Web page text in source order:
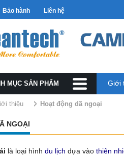
Bảo hành Liên hệ
MỤC SẢN PHẨM Giới
thiệu hoạt động dã ngoại
NGOẠI
là loại hình du lịch dựa vào thiên